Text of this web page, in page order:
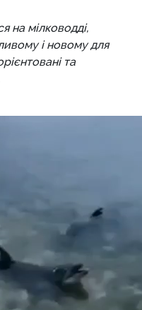
на мілководді,
і новому для
та